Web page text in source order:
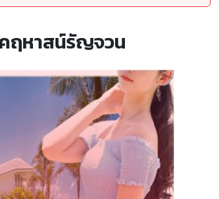
คฤหาสน์รัญจวน